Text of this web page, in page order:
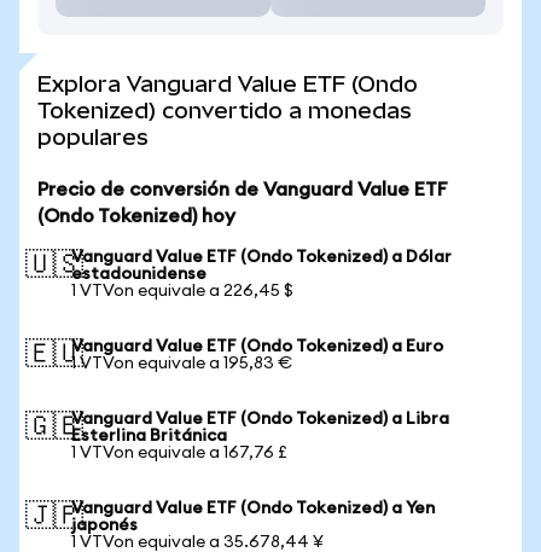
Explora Vanguard Value ETF (Ondo
Tokenized) convertido a monedas
populares
Precio de conversión de Vanguard Value ETF
(Ondo Tokenized) hoy
🇺🇸Vanguard Value ETF (Ondo Tokenized) a Dólar
estadounidense
1 VTVon equivale a 226,45 $
🇪🇺Vanguard Value ETF (Ondo Tokenized) a Euro
1 VTVon equivale a 195,83 €
🇬🇧Vanguard Value ETF (Ondo Tokenized) a Libra
Esterlina Británica
1 VTVon equivale a 167,76 £
🇯🇵Vanguard Value ETF (Ondo Tokenized) a Yen
japonés
1 VTVon equivale a 35.678,44 ¥